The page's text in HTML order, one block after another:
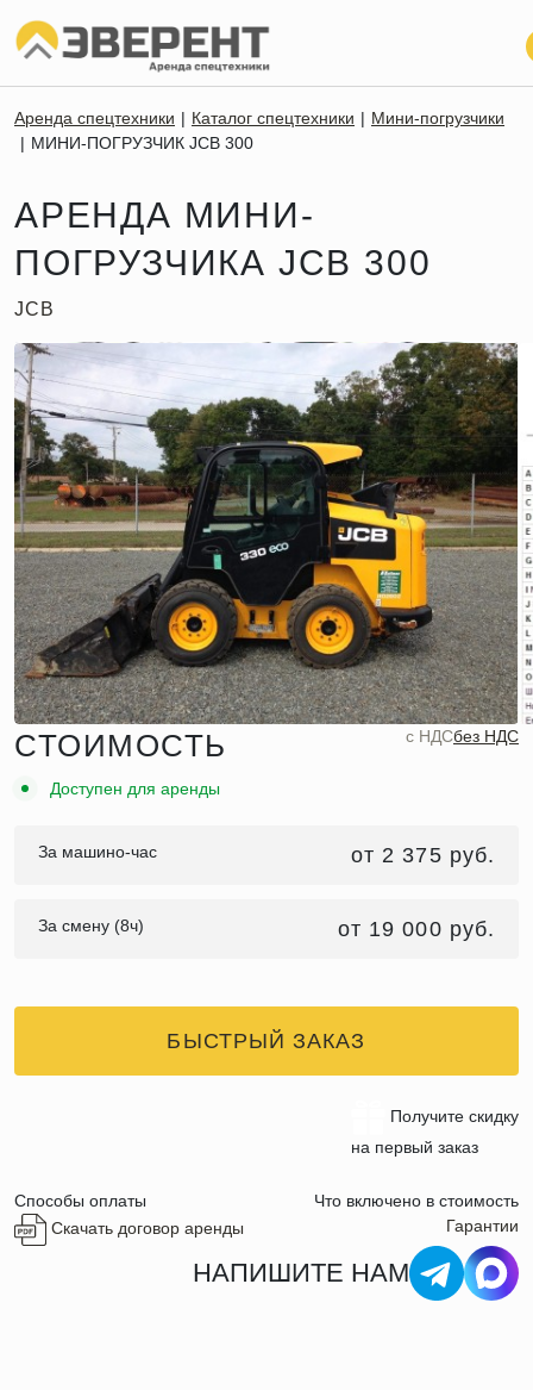
Аренда спецтехники Каталог спецтехники
Мини-погрузчики
МИНИ-ПОГРУЗЧИК JCB 300
АРЕНДА МИНИ-
ПОГРУЗЧИКА JCB 300
JCB
СТОИМОСТЬ c НДСбез НДС
Доступен для аренды
За машино-час от 2 375 руб.
За смену (8ч) от 19 000 руб.
БЫСТРЫЙ ЗАКАЗ
Получите скидку
на первый заказ
Способы оплаты
Что включено в стоимость
Скачать договор аренды
Гарантии
НАПИШИТЕ НАМ